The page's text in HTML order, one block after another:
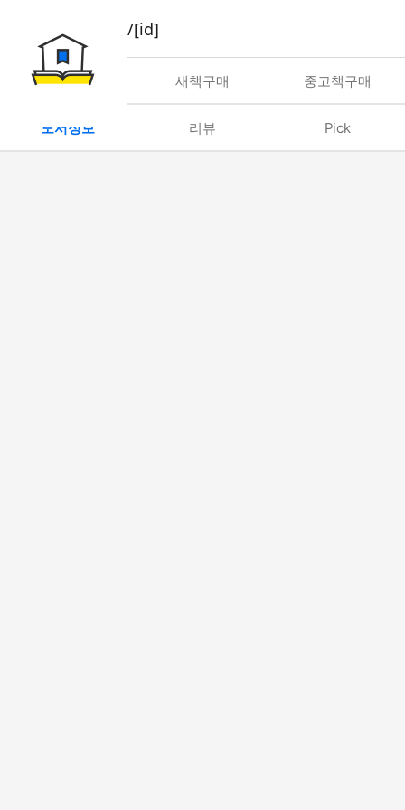
book/rent/[id]
대여 새책구매 중고책구매
도서정보 리뷰 Pick